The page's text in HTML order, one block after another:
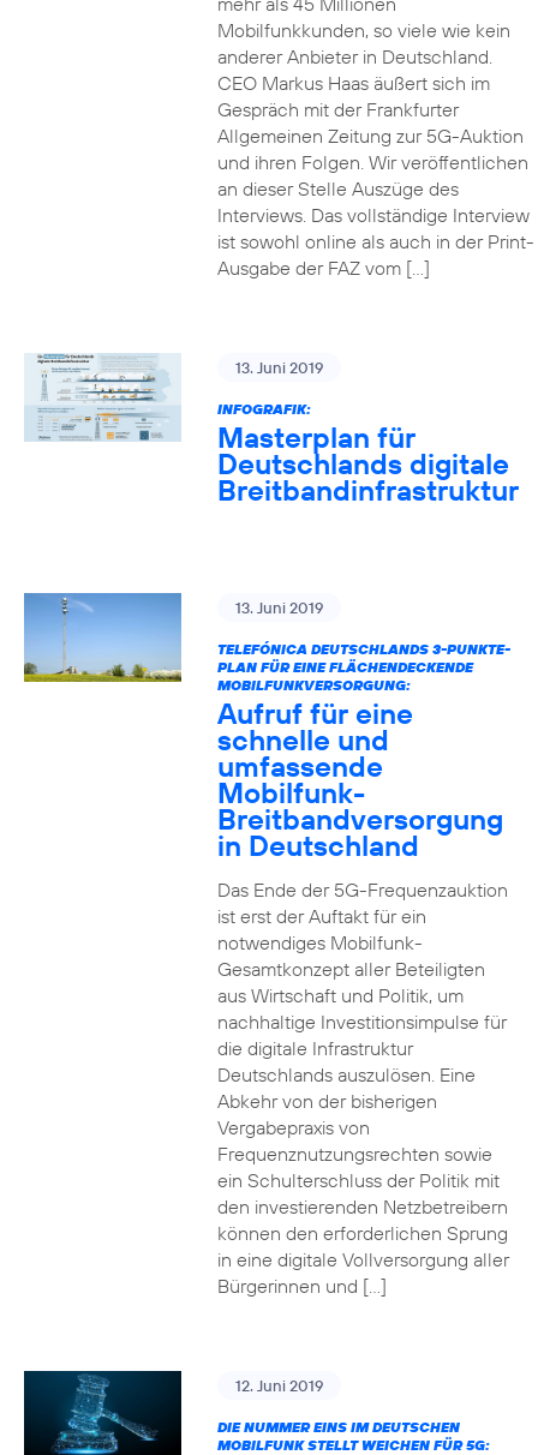
Mobilfunkkunden, so viele wie kein
anderer Anbieter in Deutschland.
CEO Markus Haas äußert sich im
Gespräch mit der Frankfurter
Allgemeinen Zeitung zur 5G-Auktion
und ihren Folgen. Wir veröffentlichen
an dieser Stelle Auszüge des
Interviews. Das vollständige Interview
ist sowohl online als auch in der Print-
Ausgabe der FAZ vom […]
13. Juni 2019
INFOGRAFIK:
Masterplan für
Deutschlands digitale
Breitbandinfrastruktur
13. Juni 2019
TELEFÓNICA DEUTSCHLANDS 3-PUNKTE-
PLAN FÜR EINE FLÄCHENDECKENDE
MOBILFUNKVERSORGUNG:
Aufruf für eine
schnelle und
umfassende
Mobilfunk-
Breitbandversorgung
in Deutschland
Das Ende der 5G-Frequenzauktion
ist erst der Auftakt für ein
notwendiges Mobilfunk-
Gesamtkonzept aller Beteiligten
aus Wirtschaft und Politik, um
nachhaltige Investitionsimpulse für
die digitale Infrastruktur
Deutschlands auszulösen. Eine
Abkehr von der bisherigen
Vergabepraxis von
Frequenznutzungsrechten sowie
ein Schulterschluss der Politik mit
den investierenden Netzbetreibern
können den erforderlichen Sprung
in eine digitale Vollversorgung aller
Bürgerinnen und […]
12. Juni 2019
DIE NUMMER EINS IM DEUTSCHEN
MOBILFUNK STELLT WEICHEN FÜR 5G: